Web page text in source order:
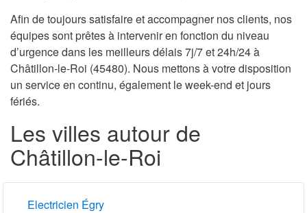
Afin de toujours satisfaire et accompagner nos clients, nos
équipes sont prêtes à intervenir en fonction du niveau
d’urgence dans les meilleurs délais 7j/7 et 24h/24 à
Châtillon-le-Roi (45480). Nous mettons à votre disposition
un service en continu, également le week-end et jours
fériés.
Les villes autour de
Châtillon-le-Roi
Electricien Égry